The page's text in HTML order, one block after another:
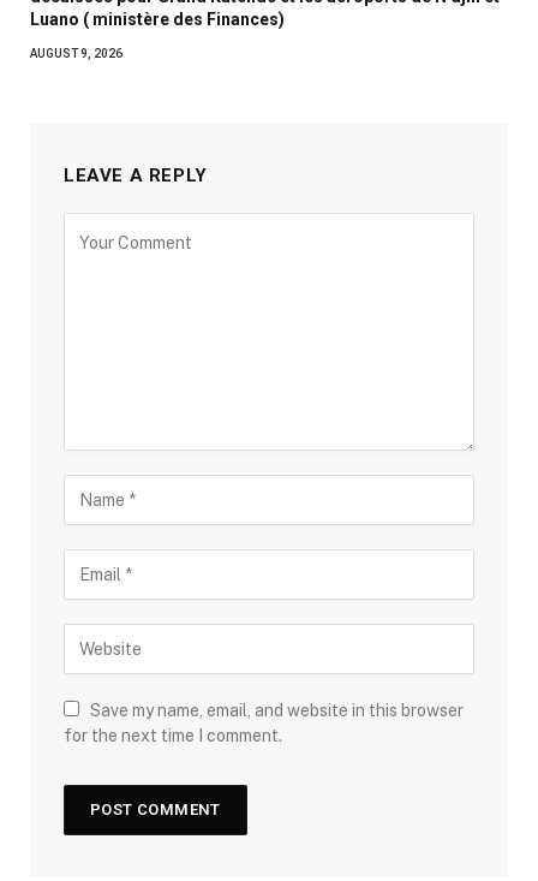
Luano ( ministère des Finances)
AUGUST 9, 2026
LEAVE A REPLY
Save my name, email, and website in this browser
for the next time I comment.